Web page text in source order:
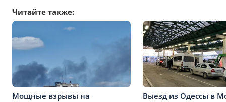
Читайте также:
Мощные взрывы на
Выезд из Одессы в